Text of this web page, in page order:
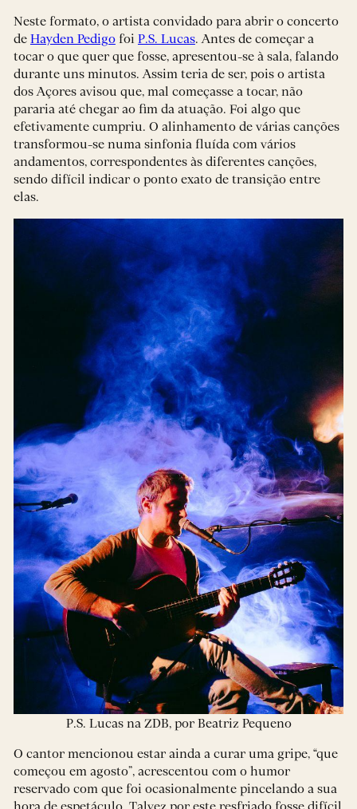
Neste formato, o artista convidado para abrir o concerto
de Hayden Pedigofoi P.S. Lucas. Antes de começar a
tocar o que quer que fosse, apresentou-se à sala, falando
durante uns minutos. Assim teria de ser, pois o artista
dos Açores avisou que, mal começasse a tocar, não
pararia até chegar ao fim da atuação. Foi algo que
efetivamente cumpriu. O alinhamento de várias canções
transformou-se numa sinfonia fluída com vários
andamentos, correspondentes às diferentes canções,
sendo difícil indicar o ponto exato de transição entre
elas.
P.S. Lucas na ZDB, por Beatriz Pequeno
O cantor mencionou estar ainda a curar uma gripe, “que
começou em agosto”, acrescentou com o humor
reservado com que foi ocasionalmente pincelando a sua